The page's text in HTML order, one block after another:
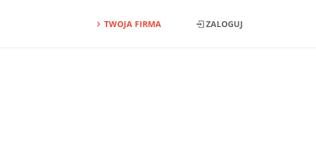
TWOJA FIRMA ZALOGUJ